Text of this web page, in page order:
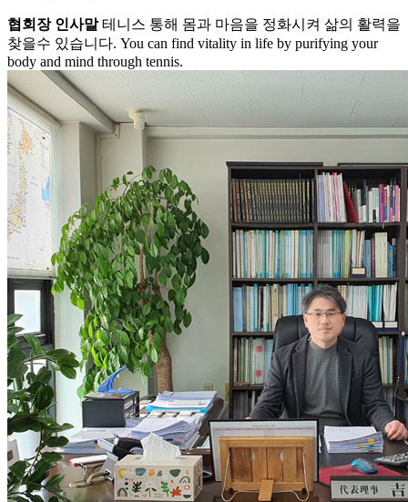
협회장 인사말 테니스 통해 몸과 마음을 정화시켜 삶의 활력을
찾을수 있습니다. You can find vitality in life by purifying your
body and mind through tennis.